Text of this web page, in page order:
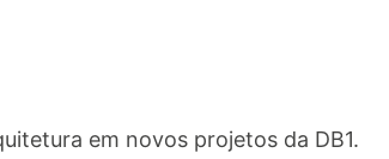
em novos projetos da DB1.